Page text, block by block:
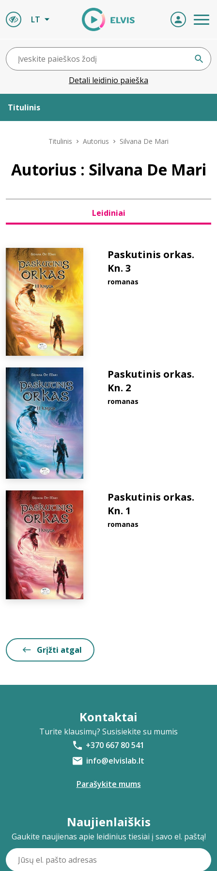
LT
Detali leidinio paieška
Titulinis
Leidiniai
D.U.K.
Titulinis Autorius Silvana De Mari
Autorius : Silvana De Mari
Leidiniai
Paskutinis orkas.
Kn. 3
romanas
Paskutinis orkas.
Kn. 2
romanas
Paskutinis orkas.
Kn. 1
romanas
Grįžti atgal
Kontaktai
Turite klausimų? Susisiekite su mumis
+370 667 80 541
info@elvislab.lt
Parašykite mums
Naujienlaiškis
Gaukite naujienas apie leidinius tiesiai į savo el. paštą!